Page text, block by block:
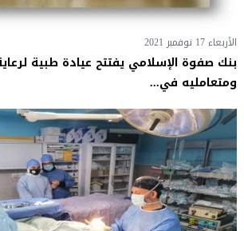
الأربعاء 17 نوفمبر 2021
بنك صفوة الإسلامي يفتتح عيادة طبية
ومتعامليه في...